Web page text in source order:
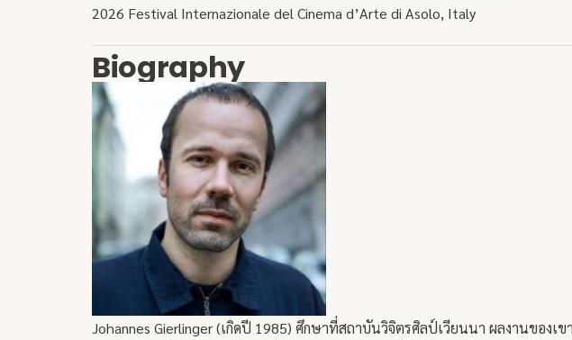
2026 Festival Internazionale del Cinema d’Arte di Asolo, Italy
Biography
Johannes Gierlinger (เกิดปี 1985) ศึกษาที่สถาบันวิจิตรศิลป์เวียนนา ผลงานของเ